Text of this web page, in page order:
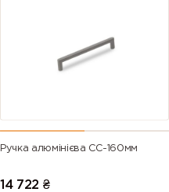
Ручка алюмінієва СС-160мм
14 722 ₴